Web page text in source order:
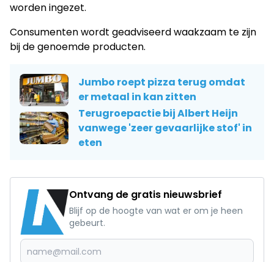
worden ingezet.
Consumenten wordt geadviseerd waakzaam te zijn
bij de genoemde producten.
Jumbo roept pizza terug omdat
er metaal in kan zitten
Terugroepactie bij Albert Heijn
vanwege 'zeer gevaarlijke stof' in
eten
Ontvang de gratis nieuwsbrief
Blijf op de hoogte van wat er om je heen
gebeurt.